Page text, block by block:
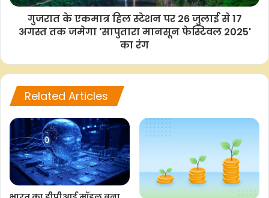
F
a
c
o
o
k
W
h
a
A
p
p
T
w
i
e
C
o
p
i
n
k
S
h
a
गुजरात के एकमात्र हिल स्टेशन पर 26 जुलाई से 17
अगस्त तक जमेगा 'सापुतारा मानसून फेस्टिवल 2025'
का रंग
Related Articles